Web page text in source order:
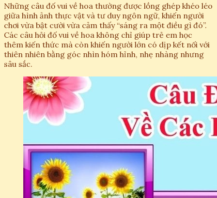
Những câu đố vui về hoa thường được lồng ghép khéo léo
giữa hình ảnh thực vật và tư duy ngôn ngữ, khiến người
chơi vừa bật cười vừa cảm thấy “sáng ra một điều gì đó”.
Các câu hỏi đố vui về hoa không chỉ giúp trẻ em học
thêm kiến thức mà còn khiến người lớn có dịp kết nối với
thiên nhiên bằng góc nhìn hóm hỉnh, nhẹ nhàng nhưng
sâu sắc.